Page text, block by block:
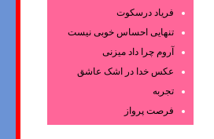
فریاد درسکوت
تنهایی احساس خوبی نیست
آروم چرا داد میزنی
عکس‌ خدا در اشک‌ عاشق‌
تجربه
فرصت پرواز